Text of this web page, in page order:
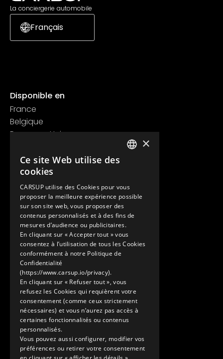
La conciergerie automobile
Français
Disponible en
France
Belgique
Royaume Uni
Contact
+33 1 89 47 00 43
contact@carsup.io
Page contact
Découvrir
Nos Conciergeries
Nos services
Le Showroom
L'univers Carsup
Le carnet de route
En savoir plus
Mentions légales
Politique de confidentialité
Conditions générales d'utilisation
×
Ce site Web utilise des
cookies
CARSUP utilise des Cookies pour vous
proposer la meilleure expérience possible
sur son site web, vous proposer des
contenus personnalisés et à des fins de
mesures d’audience ou publicitaires.
En cliquant sur « Accepter tout » vous
consentez à l’utilisation de tous les Cookies
conformément à notre Politique de
Confidentialité
(https://www.carsup.io/privacy).
En cliquant sur « Refuser tout », vous
refusez les Cookies qui requièrent votre
consentement (comme ceux strictement
nécessaires) et vous n’aurez pas accès à
certaines fonctionnalités ou contenus
personnalisés.
Vous pouvez aussi configurer, modifier vos
préférences ou retirer votre consentement